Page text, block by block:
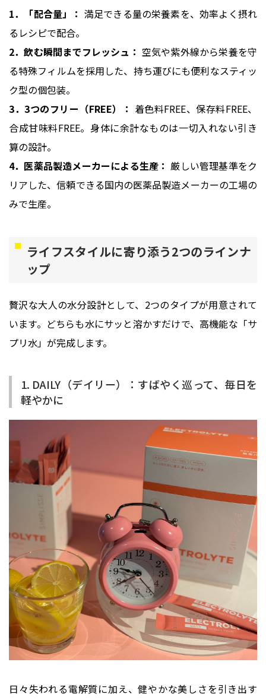
1．「配合量」： 満足できる量の栄養素を、効率よく摂れ
るレシピで配合。
2．飲む瞬間までフレッシュ： 空気や紫外線から栄養を守
る特殊フィルムを採用した、持ち運びにも便利なスティッ
ク型の個包装。
3．3つのフリー（FREE）： 着色料FREE、保存料FREE、
合成甘味料FREE。身体に余計なものは一切入れない引き
算の設計。
4．医薬品製造メーカーによる生産： 厳しい管理基準をク
リアした、信頼できる国内の医薬品製造メーカーの工場の
みで生産。
ライフスタイルに寄り添う2つのラインナ
ップ
贅沢な大人の水分設計として、2つのタイプが用意されて
います。どちらも水にサッと溶かすだけで、高機能な「サ
プリ水」が完成します。
1. DAILY（デイリー）：すばやく巡って、毎日を
軽やかに
日々失われる電解質に加え、健やかな美しさを引き出す